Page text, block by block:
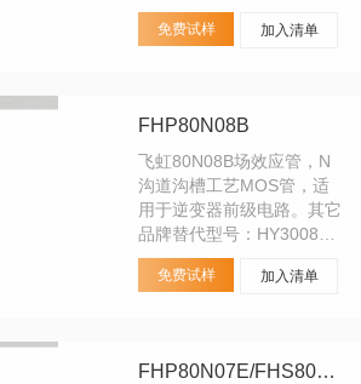
板、负载开关、电动工具等
电机驱动控制；其它mos管
免费试样 加入清单
FHP80N08B
飞虹80N08B场效应管，N
沟道沟槽工艺MOS管，适
用于逆变器前级电路。其它
品牌替代型号：HY3008、
IRF3607
免费试样 加入清单
FHP80N07E/FHS80N07E/FHD80N07E